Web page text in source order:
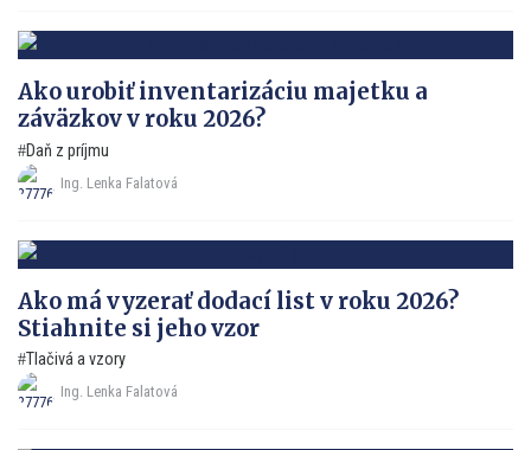
Ako urobiť inventarizáciu majetku a
záväzkov v roku 2026?
Daň z príjmu
Ing. Lenka Falatová
Ako má vyzerať dodací list v roku 2026?
Stiahnite si jeho vzor
Tlačivá a vzory
Ing. Lenka Falatová